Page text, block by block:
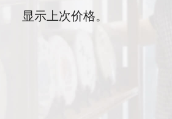
显示上次价格。